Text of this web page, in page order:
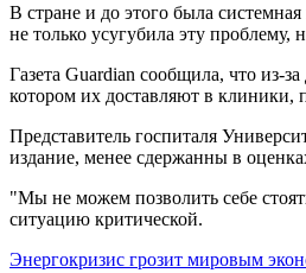
В стране и до этого была
не только усугубила эту
Газета Guardian сообщила, что из-
котором их доставляют в клиники,
Представитель госпиталя
издание, менее сдержанны в
"Мы не можем позволить себе
ситуацию критической.
Энергокризис грозит мировым